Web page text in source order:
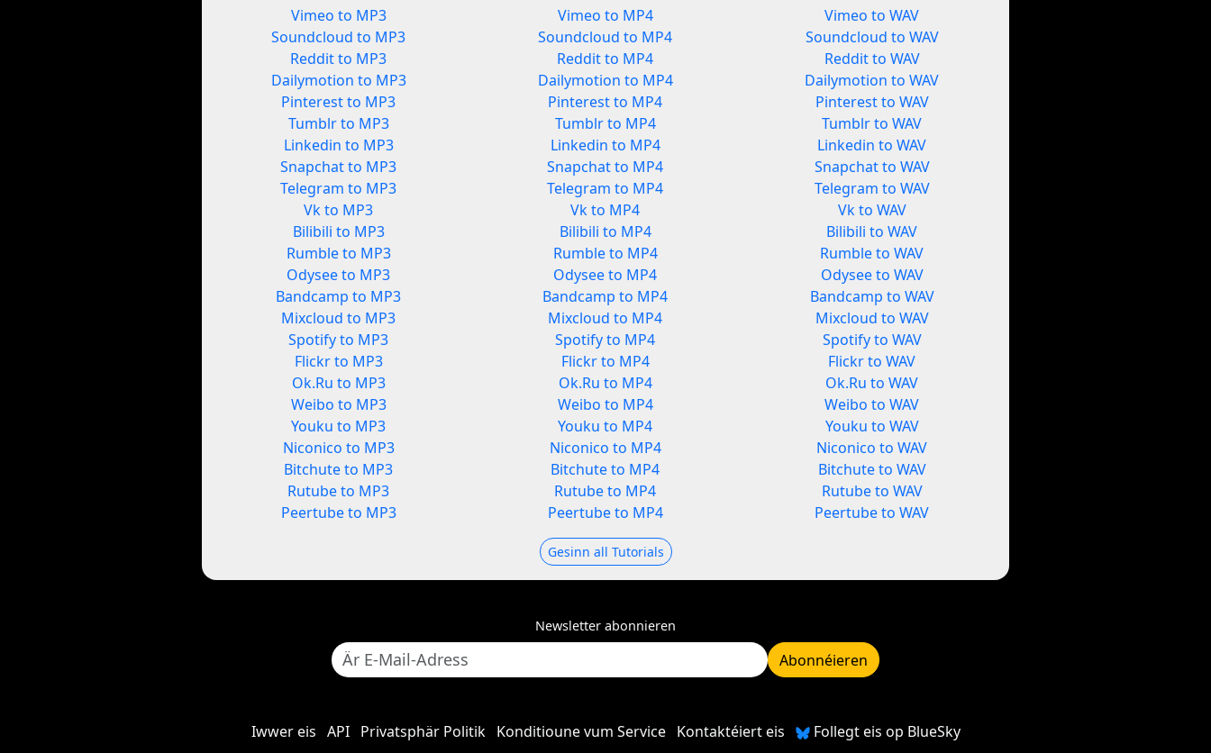
Vimeo to MP3
Soundcloud to MP3
Reddit to MP3
Dailymotion to MP3
Pinterest to MP3
Tumblr to MP3
Linkedin to MP3
Snapchat to MP3
Telegram to MP3
Vk to MP3
Bilibili to MP3
Rumble to MP3
Odysee to MP3
Bandcamp to MP3
Mixcloud to MP3
Spotify to MP3
Flickr to MP3
Ok.Ru to MP3
Weibo to MP3
Youku to MP3
Niconico to MP3
Bitchute to MP3
Rutube to MP3
Peertube to MP3
Vimeo to MP4
Soundcloud to MP4
Reddit to MP4
Dailymotion to MP4
Pinterest to MP4
Tumblr to MP4
Linkedin to MP4
Snapchat to MP4
Telegram to MP4
Vk to MP4
Bilibili to MP4
Rumble to MP4
Odysee to MP4
Bandcamp to MP4
Mixcloud to MP4
Spotify to MP4
Flickr to MP4
Ok.Ru to MP4
Weibo to MP4
Youku to MP4
Niconico to MP4
Bitchute to MP4
Rutube to MP4
Peertube to MP4
Vimeo to WAV
Soundcloud to WAV
Reddit to WAV
Dailymotion to WAV
Pinterest to WAV
Tumblr to WAV
Linkedin to WAV
Snapchat to WAV
Telegram to WAV
Vk to WAV
Bilibili to WAV
Rumble to WAV
Odysee to WAV
Bandcamp to WAV
Mixcloud to WAV
Spotify to WAV
Flickr to WAV
Ok.Ru to WAV
Weibo to WAV
Youku to WAV
Niconico to WAV
Bitchute to WAV
Rutube to WAV
Peertube to WAV
Gesinn all Tutorials
Newsletter abonnieren
Abonnéieren
Iwwer eis API Privatsphär Politik Konditioune vum Service Kontaktéiert eis Follegt eis op BlueSky